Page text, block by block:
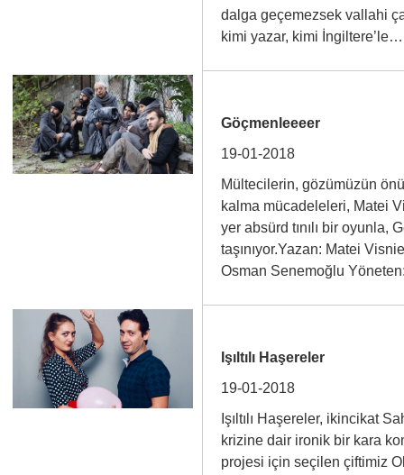
dalga geçemezsek vallahi
kimi yazar, kimi
Göçmenleeeer
19-01-2018
Mültecilerin, gözümüzün
kalma mücadeleleri, Matei
yer absürd tınılı bir oyunla,
taşınıyor.Yazan: Matei
Osman Senemoğlu
Işıltılı Haşereler
19-01-2018
Işıltılı Haşereler, ikincikat
krizine dair ironik bir kara
projesi için seçilen çiftimiz